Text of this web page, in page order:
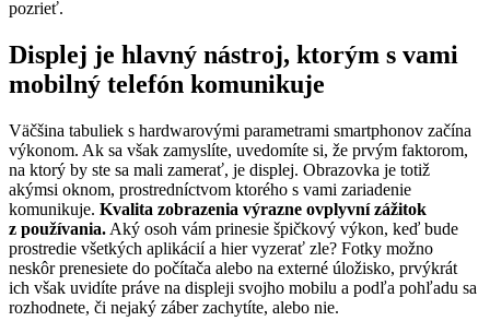
pozrieť.
Displej je hlavný nástroj, ktorým s vami
mobilný telefón komunikuje
Väčšina tabuliek s hardwarovými parametrami smartphonov začína
výkonom. Ak sa však zamyslíte, uvedomíte si, že prvým faktorom,
na ktorý by ste sa mali zamerať, je displej. Obrazovka je totiž
akýmsi oknom, prostredníctvom ktorého s vami zariadenie
komunikuje. Kvalita zobrazenia výrazne ovplyvní zážitok
z používania. Aký osoh vám prinesie špičkový výkon, keď bude
prostredie všetkých aplikácií a hier vyzerať zle? Fotky možno
neskôr prenesiete do počítača alebo na externé úložisko, prvýkrát
ich však uvidíte práve na displeji svojho mobilu a podľa pohľadu sa
rozhodnete, či nejaký záber zachytíte, alebo nie.